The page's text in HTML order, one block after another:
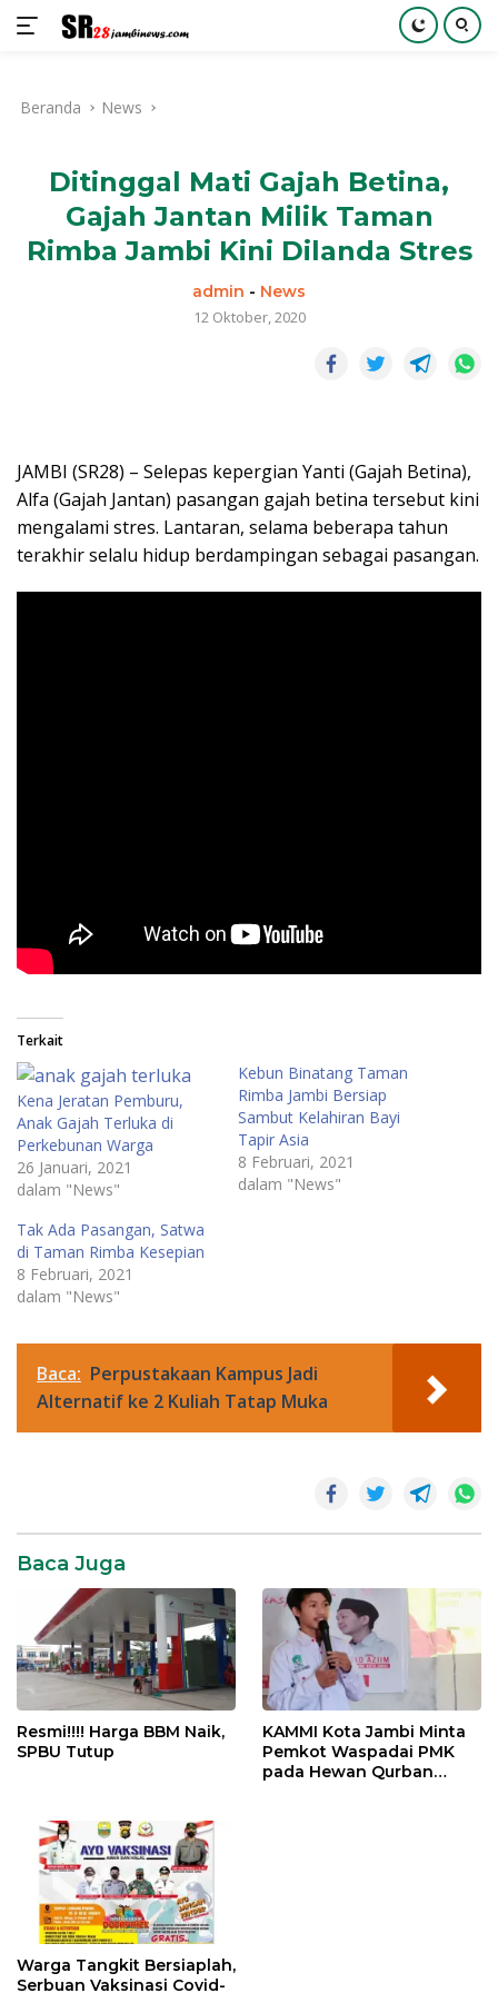
kontenBeranda News
Ditinggal Mati Gajah Betina,
Gajah Jantan Milik Taman
Rimba Jambi Kini Dilanda Stres
admin - News
12 Oktober, 2020
JAMBI (SR28) – Selepas kepergian Yanti (Gajah Betina),
Alfa (Gajah Jantan) pasangan gajah betina tersebut kini
mengalami stres. Lantaran, selama beberapa tahun
terakhir selalu hidup berdampingan sebagai pasangan.
Terkait
Kena Jeratan Pemburu,
Anak Gajah Terluka di
Perkebunan Warga
26 Januari, 2021
dalam "News"
Kebun Binatang Taman
Rimba Jambi Bersiap
Sambut Kelahiran Bayi
Tapir Asia
8 Februari, 2021
dalam "News"
Tak Ada Pasangan, Satwa
di Taman Rimba Kesepian
8 Februari, 2021
dalam "News"
Baca: Perpustakaan Kampus Jadi
Alternatif ke 2 Kuliah Tatap Muka
Baca Juga
Resmi!!!! Harga BBM Naik,
SPBU Tutup
KAMMI Kota Jambi Minta
Pemkot Waspadai PMK
pada Hewan Qurban
Warga Tangkit Bersiaplah,
Serbuan Vaksinasi Covid-